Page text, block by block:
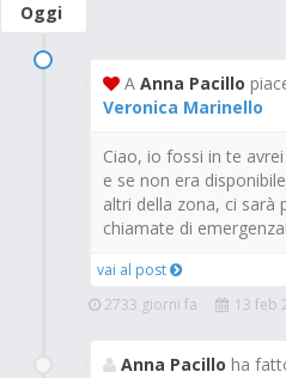
Oggi
A Anna Pacillo
Veronica Marinello
Ciao, io fossi in te
e se non era
altri della zona, ci sarà
chiamate di
vai al post
2733 giorni fa
13 feb
Anna Pacillo ha